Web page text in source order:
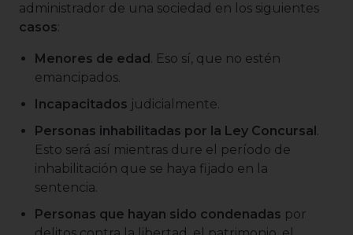
administrador de una sociedad en los siguientes
casos:
Menores de edad. Eso sí, que no estén
emancipados.
Incapacitados judicialmente.
Personas inhabilitadas por la Ley Concursal.
Esto será así mientras dure el período de
inhabilitación que se haya fijado en la
sentencia.
Personas que hayan sido condenadas por